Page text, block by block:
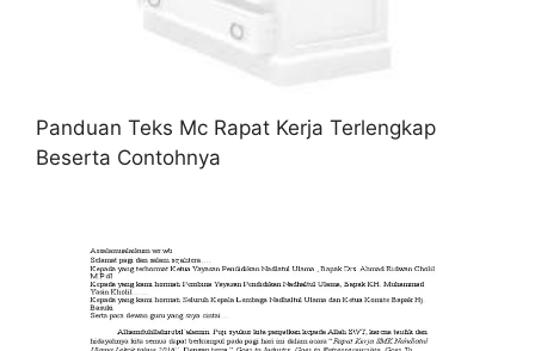
Panduan Teks Mc Rapat Kerja Terlengkap
Beserta Contohnya